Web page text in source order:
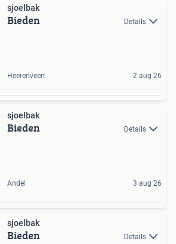
sjoelbak
Bieden Details
Heerenveen 2 aug 26
sjoelbak
Bieden Details
Andel 3 aug 26
sjoelbak
Bieden Details